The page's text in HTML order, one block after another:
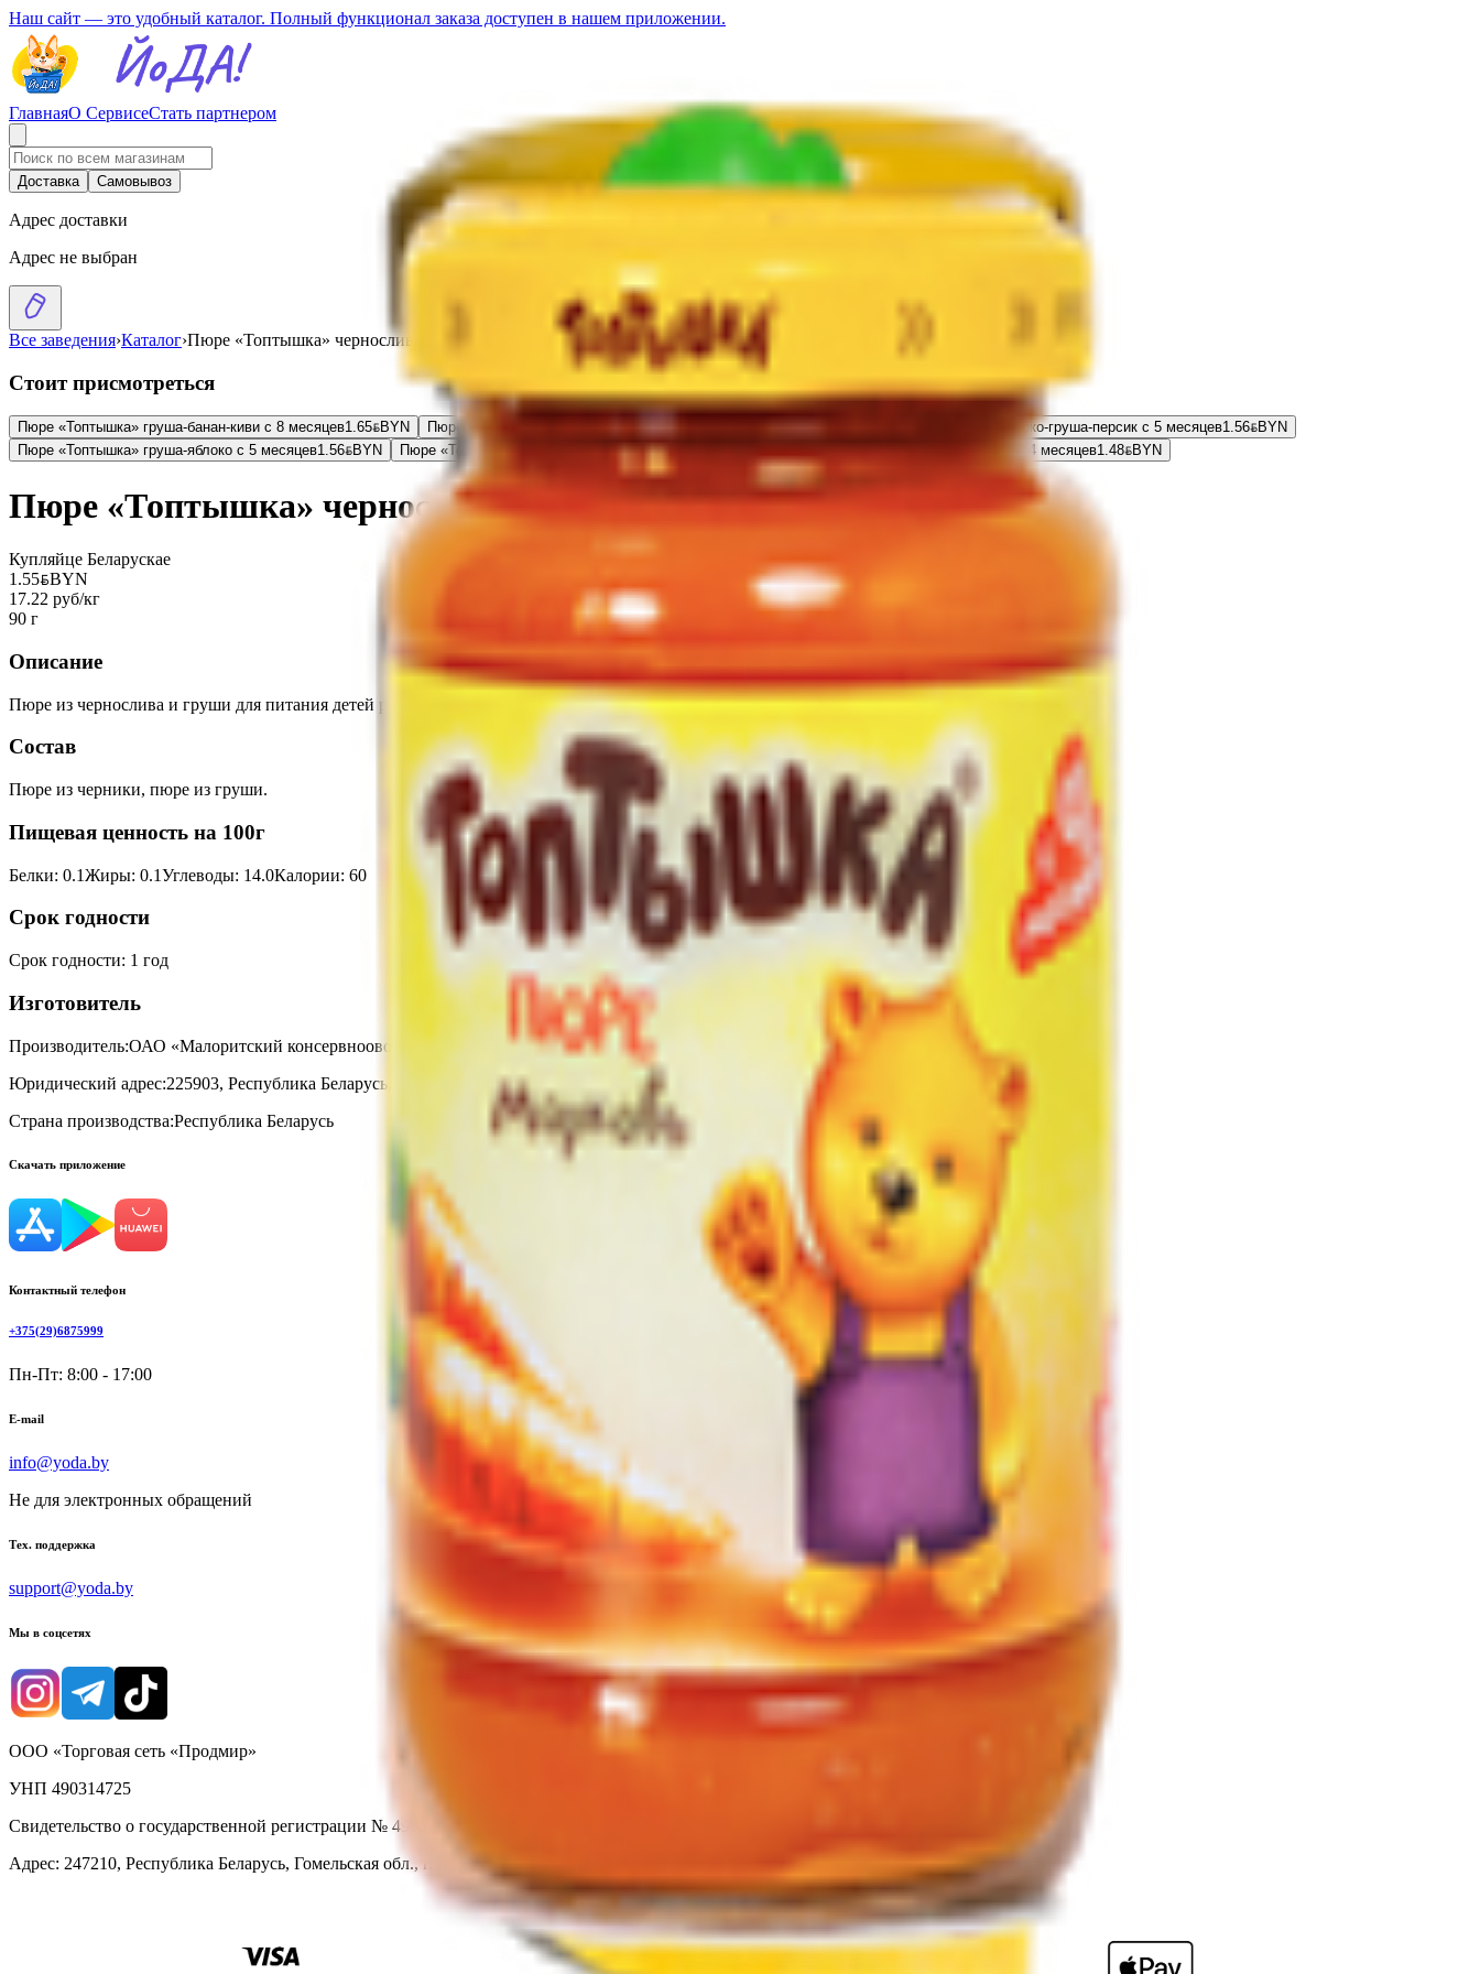
Наш сайт — это удобный каталог. Полный функционал заказа доступен в нашем приложении.
ГлавнаяО СервисеСтать партнером
Доставка Самовывоз
Адрес доставки
Адрес не выбран
Все заведения›Каталог›Пюре «Топтышка» чернослив-груша
Стоит присмотреться
Пюре «Топтышка» груша-банан-киви с 8 месяцев1.65BYNBYN Пюре «Топтышка» яблоко-клубника-банан с 6 месяцев1.48 Пюре «Топтышка» яблоко-груша-персик с 5 месяцев1.56BYNBYN
Пюре «Топтышка» груша-яблоко с 5 месяцев1.56BYNBYN Пюре «Топтышка» яблоко-банан-сливки с 6 месяцев1.65BYNBYN Пюре «Топтышка» морковь с 4 месяцев1.48BYNBYN
Пюре «Топтышка» чернослив-груша
Купляйце Беларускае
1.55BYNBYN
17.22 руб/кг
90 г
Описание
Пюре из чернослива и груши для питания детей раннего возраста гомогенизированное пастеризованное. Без добавления сахара.
Состав
Пюре из черники, пюре из груши.
Пищевая ценность на 100г
Белки: 0.1Жиры: 0.1Углеводы: 14.0Калории: 60
Срок годности
Срок годности: 1 год
Изготовитель
Производитель:ОАО «Малоритский консервноовощесушильный комбинат»
Юридический адрес:225903, Республика Беларусь, Брестская обл., г. Малорита, ул. Заводская, 9
Страна производства:Республика Беларусь
Скачать приложение
Контактный телефон
+375(29)6875999
Пн-Пт: 8:00 - 17:00
E-mail
info@yoda.by
Не для электронных обращений
Тех. поддержка
support@yoda.by
Мы в соцсетях
ООО «Торговая сеть «Продмир»
УНП 490314725
Свидетельство о государственной регистрации № 490314725 от 30.05.2003г выдано Гомельским облисполкомом
Адрес: 247210, Республика Беларусь, Гомельская обл., г. Жлобин, ул. Козлова 2-А